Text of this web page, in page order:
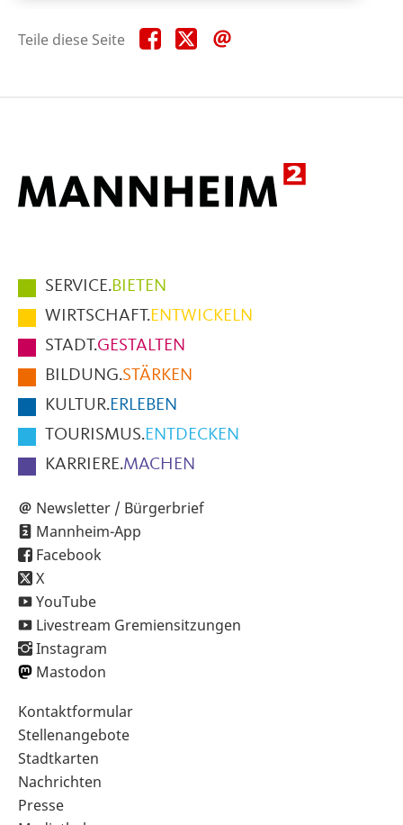
Teile diese Seite Teile
diese
Teile
diese
Hauptmenüpunkte
im
Fußbereich
der
Seite
SERVICE.BIETEN
WIRTSCHAFT.ENTWICKELN
STADT.GESTALTEN
BILDUNG.STÄRKEN
KULTUR.ERLEBEN
TOURISMUS.ENTDECKEN
KARRIERE.MACHEN
Newsletter / Bürgerbrief
Mannheim-App
Facebook
X
YouTube
Livestream Gremiensitzungen
Instagram
Mastodon
Sekundärnavigation
im
Fußbereich
Kontaktformular
Stellenangebote
Stadtkarten
Nachrichten
Presse